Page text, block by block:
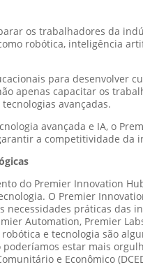
os trabalhadores da
robótica, inteligência
para desenvolver
apenas capacitar os
avançadas.
avançada e IA, o
a competitividade da
do Premier Innovation
O Premier
necessidades práticas
Automation, Premier
e tecnologia são
estar mais
e Econômico